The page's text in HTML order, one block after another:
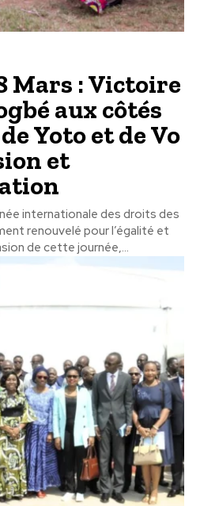
Mars : Victoire
aux côtés
Yoto et de Vo
et
internationale des droits des
renouvelé pour l’égalité et
de cette journée,...